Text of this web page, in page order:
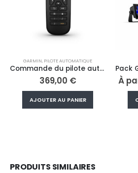
GARMIN, PILOTE AUTOMATIQUE
Commande du pilote automatique à distance Reactor™
369,00 €
AJOUTER AU PANIER
À
PRODUITS SIMILAIRES